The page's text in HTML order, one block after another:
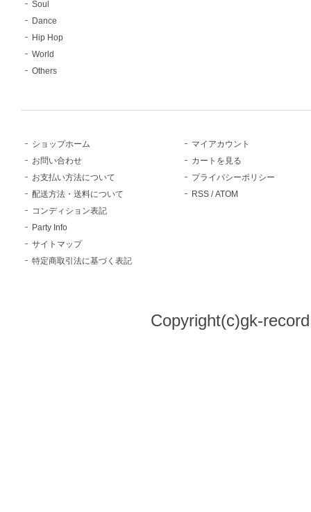
Soul
Dance
Hip Hop
World
Others
ショップホーム
お問い合わせ
お支払い方法について
配送方法・送料について
コンディション表記
Party Info
サイトマップ
特定商取引法に基づく表記
マイアカウント
カートを見る
プライバシーポリシー
RSS /ATOM
Copyright(c)gk-